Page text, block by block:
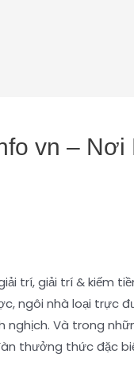
vn – Nơi
trí, giải trí & kiếm
ngôi nhà loại trực
nghịch. Và trong
thưởng thức đặc